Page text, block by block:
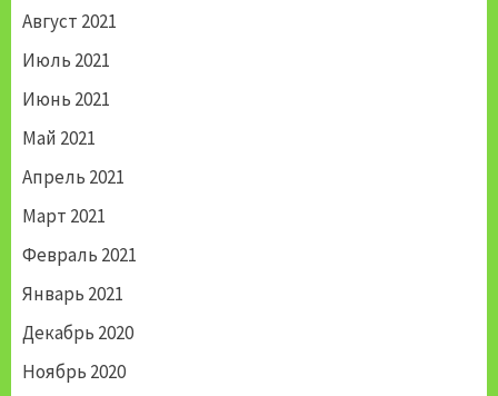
Август 2021
Июль 2021
Июнь 2021
Май 2021
Апрель 2021
Март 2021
Февраль 2021
Январь 2021
Декабрь 2020
Ноябрь 2020